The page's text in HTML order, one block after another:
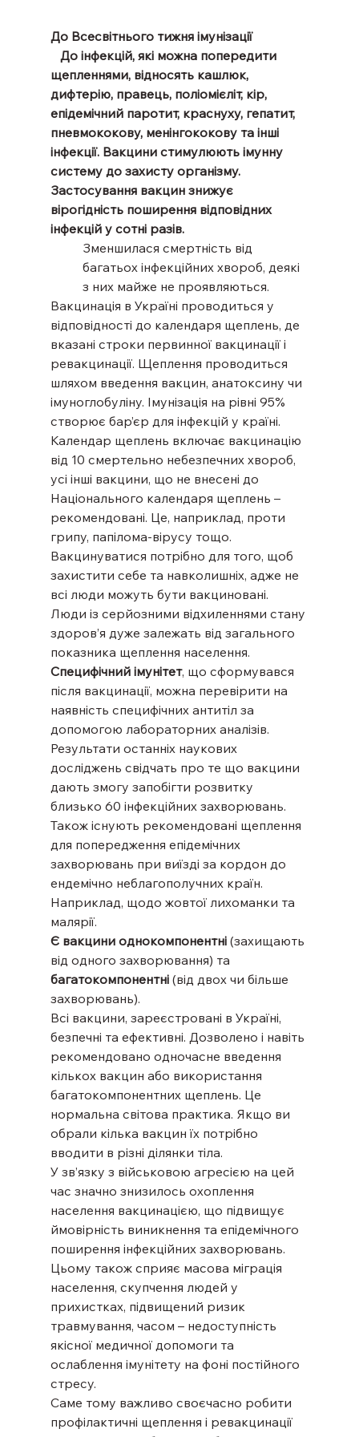
До Всесвітнього тижня імунізації
щепленнями, відносять кашлюк,
дифтерію, правець, поліомієліт, кір,
епідемічний паротит, краснуху, гепатит,
пневмококову, менінгококову та інші
інфекції. Вакцини стимулюють імунну
систему до захисту організму.
Застосування вакцин знижує
вірогідність поширення відповідних
інфекцій у сотні разів.
Зменшилася смертність від
багатьох інфекційних хвороб, деякі
з них майже не проявляються.
Вакцинація в Україні проводиться у
відповідності до календаря щеплень, де
вказані строки первинної вакцинації і
ревакцинації. Щеплення проводиться
шляхом введення вакцин, анатоксину чи
імуноглобуліну. Імунізація на рівні 95%
створює бар’єр для інфекцій у країні.
Календар щеплень включає вакцинацію
від 10 смертельно небезпечних хвороб,
усі інші вакцини, що не внесені до
Національного календаря щеплень –
рекомендовані. Це, наприклад, проти
грипу, папілома-вірусу тощо.
Вакцинуватися потрібно для того, щоб
захистити себе та навколишніх, адже не
всі люди можуть бути вакциновані.
Люди із серйозними відхиленнями стану
здоров’я дуже залежать від загального
показника щеплення населення.
Специфічний імунітет, що сформувався
після вакцинації, можна перевірити на
наявність специфічних антитіл за
допомогою лабораторних аналізів.
Результати останніх наукових
досліджень свідчать про те що вакцини
дають змогу запобігти розвитку
близько 60 інфекційних захворювань.
Також існують рекомендовані щеплення
для попередження епідемічних
захворювань при виїзді за кордон до
ендемічно неблагополучних країн.
Наприклад, щодо жовтої лихоманки та
малярії.
Є вакцини однокомпонентні (захищають
від одного захворювання) та
багатокомпонентні (від двох чи більше
захворювань).
Всі вакцини, зареєстровані в Україні,
безпечні та ефективні. Дозволено і навіть
рекомендовано одночасне введення
кількох вакцин або використання
багатокомпонентних щеплень. Це
нормальна світова практика. Якщо ви
обрали кілька вакцин їх потрібно
вводити в різні ділянки тіла.
У зв’язку з військовою агресією на цей
час значно знизилось охоплення
населення вакцинацією, що підвищує
ймовірність виникнення та епідемічного
поширення інфекційних захворювань.
Цьому також сприяє масова міграція
населення, скупчення людей у
прихистках, підвищений ризик
травмування, часом – недоступність
якісної медичної допомоги та
ослаблення імунітету на фоні постійного
стресу.
Саме тому важливо своєчасно робити
профілактичні щеплення і ревакцинації